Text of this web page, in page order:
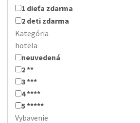
1 dieťa zdarma
2 deti zdarma
Kategória
hotela
neuvedená
2 **
3 ***
4 ****
5 *****
Vybavenie